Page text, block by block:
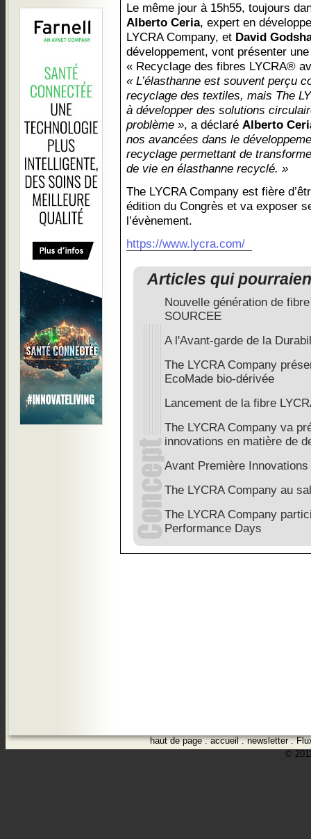
Le même jour à 15h55, toujours
Alberto Ceria, expert en
LYCRA Company, et David
développement, vont présenter
« Recyclage des fibres LYCRA®
« L’élasthanne est souvent perçu
recyclage des textiles, mais The
à développer des solutions
problème », a déclaré Alberto
nos avancées dans le
recyclage permettant de
de vie en élasthanne recyclé. »
The LYCRA Company est fière
édition du Congrès et va exposer
l’évènement.
https://www.lycra.com/
Articles qui
Nouvelle génération de
SOURCEE
A l'Avant-garde de la
The LYCRA Company
EcoMade bio-dérivée
Lancement de la fibre
The LYCRA Company va
innovations en matière de
Avant Première
The LYCRA Company au
The LYCRA Company
Performance Days
haut de page.accueil.newsletter.
©